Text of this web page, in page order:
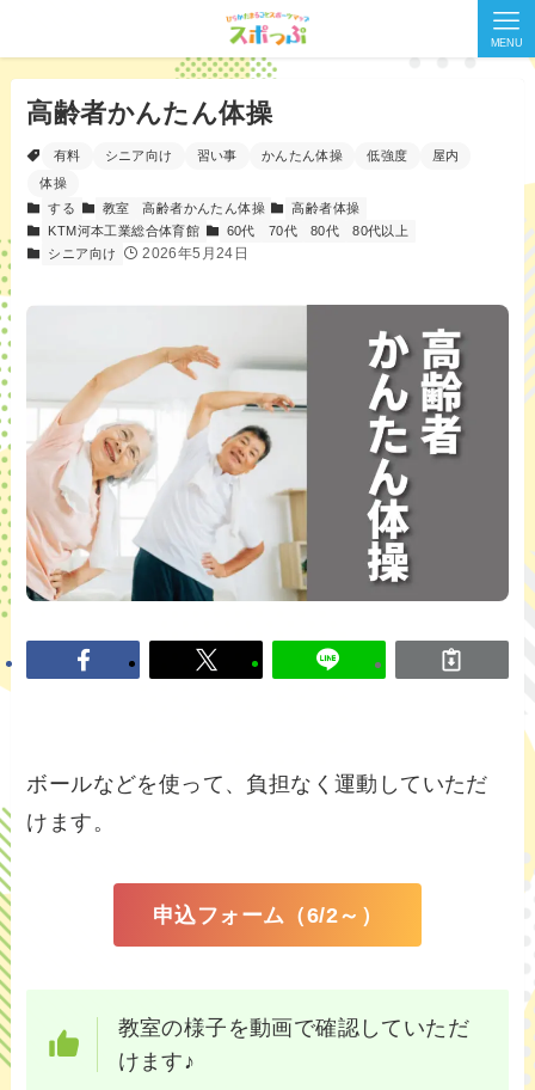
MENU
高齢者かんたん体操
有料 シニア向け 習い事 かんたん体操 低強度
屋内
体操
する
教室 高齢者かんたん体操
高齢者体操
KTM河本工業総合体育館
60代 70代 80代
80代以上
シニア向け
2026年5月24日
ボールなどを使って、負担なく運動していただ
けます。
申込フォーム（6/2～）
教室の様子を動画で確認していただ
けます♪